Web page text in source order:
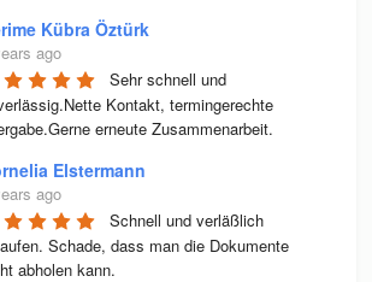
Kübra Öztürk
ago
Sehr schnell und
Kontakt, termingerechte
erneute Zusammenarbeit.
Elstermann
ago
Schnell und verläßlich
Schade, dass man die Dokumente
abholen kann.